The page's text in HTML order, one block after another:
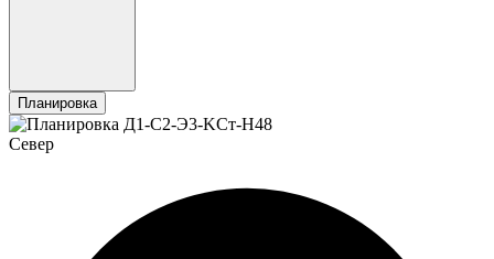
Планировка
Север